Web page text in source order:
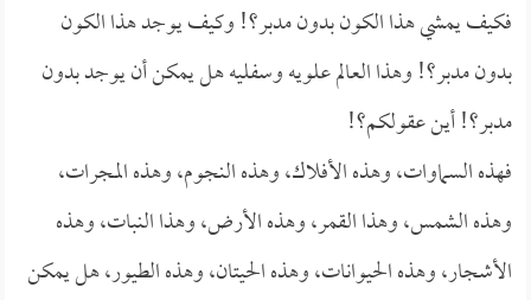
فكيف يمشي هذا الكون بدون مدبر؟! وكيف يوجد هذا الكون
بدون مدبر؟! وهذا العالم علويه وسفليه هل يمكن أن يوجد بدون
مدبر؟! أين عقولكم؟!
فهذه السماوات، وهذه الأفلاك، وهذه النجوم، وهذه المجرات،
وهذه الشمس، وهذا القمر، وهذه الأرض، وهذا النبات، وهذه
الأشجار، وهذه الحيوانات، وهذه الحيتان، وهذه الطيور، هل يمكن